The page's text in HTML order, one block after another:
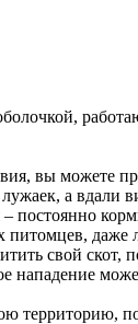
вы можете
а вдали
постоянно
свой скот,
нападение
территорию,